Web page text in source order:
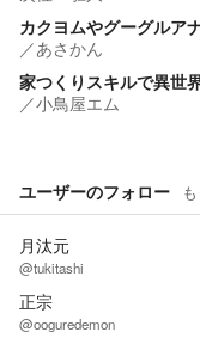
カクヨムやグーグルア
／あさかん
家つくりスキルで異世
／小鳥屋エム
ユーザーのフォロー
月汰元
@tukitashi
正宗
@ooguredemon